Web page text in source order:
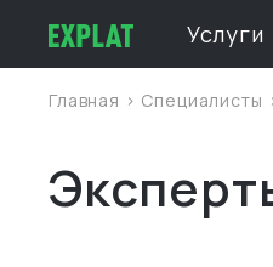
Услуги
Главная > Специалисты